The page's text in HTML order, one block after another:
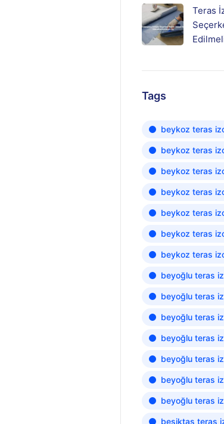
Teras
Tags
beykoz teras
beykoz teras
beykoz teras
beykoz teras
beykoz teras
beykoz teras
beykoz teras
beyoğlu teras
beyoğlu teras
beyoğlu teras
beyoğlu teras
beyoğlu teras
beyoğlu teras
beyoğlu teras
beşiktaş teras